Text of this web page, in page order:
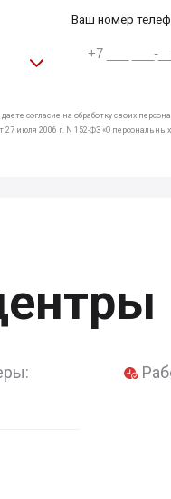
Ваш номер
согласие на обработку своих
27 июля 2006 г. N 152-ФЗ «О